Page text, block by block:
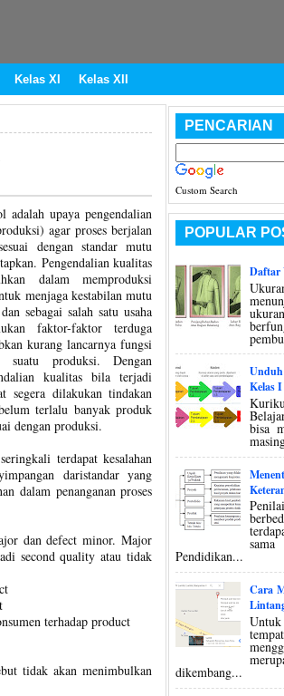
Kelas XI Kelas XII
adalah upaya pengendalian
agar proses berjalan
dengan standar mutu
Pengendalian kualitas
dalam memproduksi
menjaga kestabilan mutu
sebagai salah satu usaha
faktor-faktor terduga
kurang lancarnya fungsi
suatu produksi. Dengan
kualitas bila terjadi
segera dilakukan tindakan
terlalu banyak produk
dengan produksi.
terdapat kesalahan
daristandar yang
dalam penanganan proses
dan defect minor. Major
second quality atau tidak
terhadap product
tidak akan menimbulkan
PENCARIAN
Custom Search
POPULAR
Daftar
Kelas
bisa
sama
Pendidikan...
Cara
dikembang...